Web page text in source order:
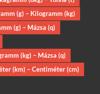
(g) – Kilogramm (kg)
(g) – Mázsa (q)
(kg) – Mázsa (q)
(km) – Centiméter (cm)